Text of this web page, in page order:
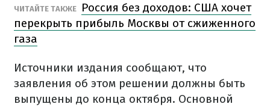
ЧИТАЙТЕ ТАКЖЕ
Россия без доходов: США хочет
перекрыть прибыль Москвы от сжиженного
газа
Источники издания сообщают, что
заявления об этом решении должны быть
выпущены до конца октября. Основной